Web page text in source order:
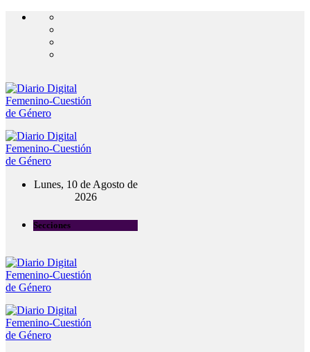
Lunes, 10 de Agosto de
2026
Secciones